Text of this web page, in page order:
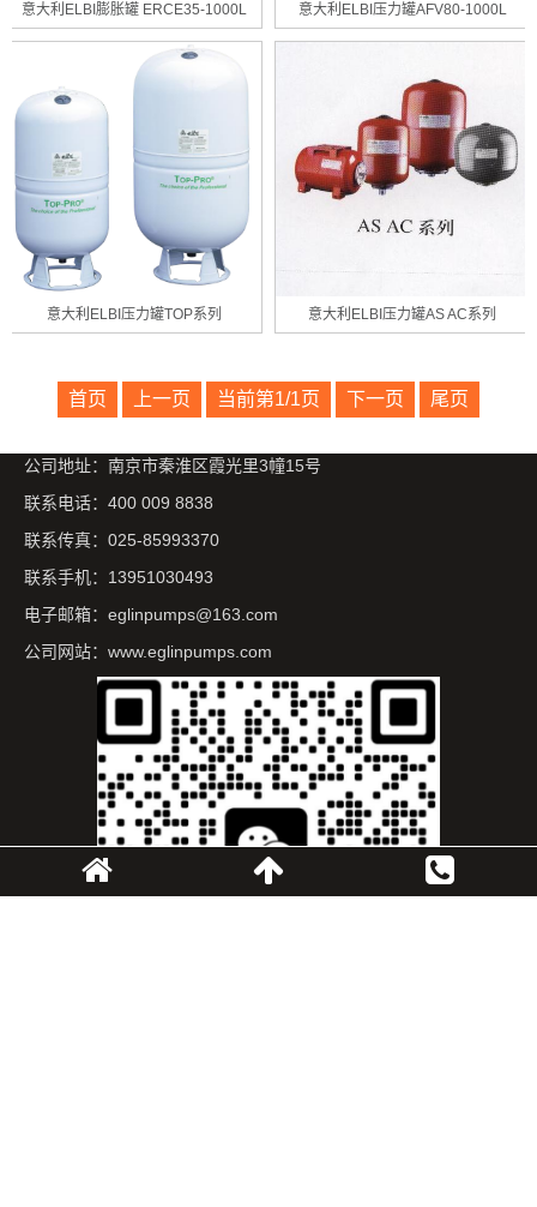
意大利ELBI膨胀罐 ERCE35-1000L 意大利ELBI压力罐AFV80-1000L
意大利ELBI压力罐TOP系列 意大利ELBI压力罐AS AC系列
首页 上一页 当前第1/1页 下一页 尾页
公司地址：南京市秦淮区霞光里3幢15号
联系电话：400 009 8838
联系传真：025-85993370
联系手机：13951030493
电子邮箱：eglinpumps@163.com
公司网站：www.eglinpumps.com